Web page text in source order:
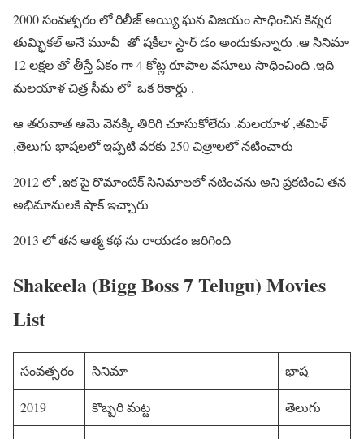
2000 సంవత్సరం లో రిలీజ్ అయ్యి ఘన విజయం సాధించిన కిన్నర
తుమ్భికల్ అనే మూవీ తో షకీలా స్టార్ డం అందుకున్నారు .ఆ సినిమా
12 లక్షల తో తీస్తే ఏకం గా 4 కోట్ల రూపాల వసూలు సాధించింది .ఇది
మలయాళ చిత్ర సీమ లో ఒక రికార్డు .
ఆ తరువాత ఆమె వెనక్కి తిరిగి చూసుకోలేదు .మలయాళ ,తమిళ్
,తెలుగు భాషలలో ఇప్పటి వరకు 250 చిత్రాలలో నటించారు
2012 లో ,ఇక పై రొమాంటిక్ సినిమాలలో నటించను అని ప్రకటించి తన
అభిమానులకి షాక్ ఇచ్చారు
2013 లో తన ఆత్మ కథ ను రాయడం జరిగింది
Shakeela (Bigg Boss 7 Telugu) Movies
List
సంవత్సరం సినిమా భాష
2019 కొబ్బరి మట్ట తెలుగు